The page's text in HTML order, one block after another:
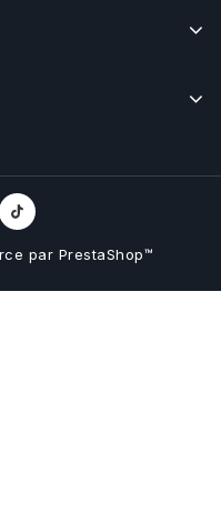
par PrestaShop™